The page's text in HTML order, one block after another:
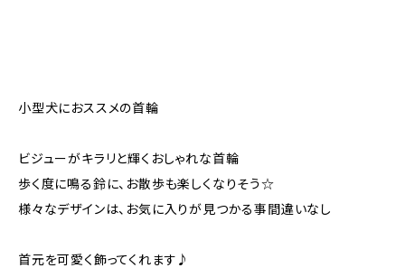
小型犬におススメの首輪
ビジューがキラリと輝くおしゃれな首輪
歩く度に鳴る鈴に、お散歩も楽しくなりそう☆
様々なデザインは、お気に入りが見つかる事間違いなし
首元を可愛く飾ってくれます♪